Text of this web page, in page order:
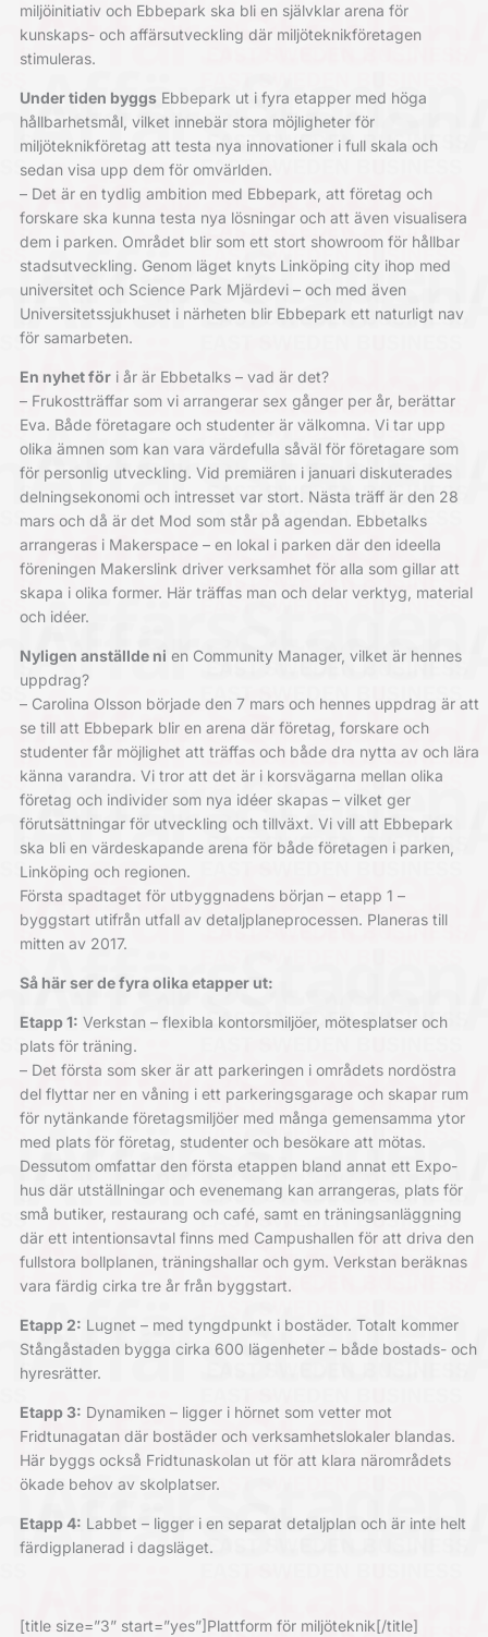
miljöinitiativ och Ebbepark ska bli en självklar arena för
kunskaps- och affärsutveckling där miljöteknikföretagen
stimuleras.
Under tiden byggsEbbepark ut i fyra etapper med höga
hållbarhetsmål, vilket innebär stora möjligheter för
miljöteknikföretag att testa nya innovationer i full skala och
sedan visa upp dem för omvärlden.
– Det är en tydlig ambition med Ebbepark, att företag och
forskare ska kunna testa nya lösningar och att även visualisera
dem i parken. Området blir som ett stort showroom för hållbar
stadsutveckling. Genom läget knyts Linköping city ihop med
universitet och Science Park Mjärdevi – och med även
Universitetssjukhuset i närheten blir Ebbepark ett naturligt nav
för samarbeten.
En nyhet föri år är Ebbetalks – vad är det?
– Frukostträffar som vi arrangerar sex gånger per år, berättar
Eva. Både företagare och studenter är välkomna. Vi tar upp
olika ämnen som kan vara värdefulla såväl för företagare som
för personlig utveckling. Vid premiären i januari diskuterades
delningsekonomi och intresset var stort. Nästa träff är den 28
mars och då är det Mod som står på agendan. Ebbetalks
arrangeras i Makerspace – en lokal i parken där den ideella
föreningen Makerslink driver verksamhet för alla som gillar att
skapa i olika former. Här träffas man och delar verktyg, material
och idéer.
Nyligen anställde ni en Community Manager, vilket är hennes
uppdrag?
– Carolina Olsson började den 7 mars och hennes uppdrag är att
se till att Ebbepark blir en arena där företag, forskare och
studenter får möjlighet att träffas och både dra nytta av och lära
känna varandra. Vi tror att det är i korsvägarna mellan olika
företag och individer som nya idéer skapas – vilket ger
förutsättningar för utveckling och tillväxt. Vi vill att Ebbepark
ska bli en värdeskapande arena för både företagen i parken,
Linköping och regionen.
Första spadtaget för utbyggnadens början – etapp 1 –
byggstart utifrån utfall av detaljplaneprocessen. Planeras till
mitten av 2017.
Så här ser de fyra olika etapper ut:
Etapp 1: Verkstan – flexibla kontorsmiljöer, mötesplatser och
plats för träning.
– Det första som sker är att parkeringen i områdets nordöstra
del flyttar ner en våning i ett parkeringsgarage och skapar rum
för nytänkande företagsmiljöer med många gemensamma ytor
med plats för företag, studenter och besökare att mötas.
Dessutom omfattar den första etappen bland annat ett Expo-
hus där utställningar och evenemang kan arrangeras, plats för
små butiker, restaurang och café, samt en träningsanläggning
där ett intentionsavtal finns med Campushallen för att driva den
fullstora bollplanen, träningshallar och gym. Verkstan beräknas
vara färdig cirka tre år från byggstart.
Etapp 2: Lugnet – med tyngdpunkt i bostäder. Totalt kommer
Stångåstaden bygga cirka 600 lägenheter – både bostads- och
hyresrätter.
Etapp 3: Dynamiken – ligger i hörnet som vetter mot
Fridtunagatan där bostäder och verksamhetslokaler blandas.
Här byggs också Fridtunaskolan ut för att klara närområdets
ökade behov av skolplatser.
Etapp 4: Labbet – ligger i en separat detaljplan och är inte helt
färdigplanerad i dagsläget.
[title size=”3” start=”yes”]Plattform för miljöteknik[/title]